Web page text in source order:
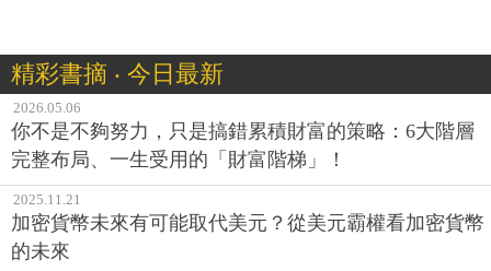
精彩書摘 ‧ 今日最新
2026.05.06
你不是不夠努力，只是搞錯累積財富的策略：6大階層
完整布局、一生受用的「財富階梯」！
2025.11.21
加密貨幣未來有可能取代美元？從美元霸權看加密貨幣
的未來